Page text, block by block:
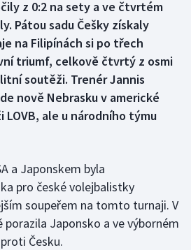
z 0:2 na sety a ve čtvrtém
Pátou sadu Češky získaly
na Filipínách si po třech
triumf, celkově čtvrtý z osmi
soutěži. Trenér Jannis
nově Nebrasku v americké
ale u národního týmu
a Japonskem byla
pro české volejbalistky
soupeřem na tomto turnaji. V
Japonsko a ve výborném
Česku.